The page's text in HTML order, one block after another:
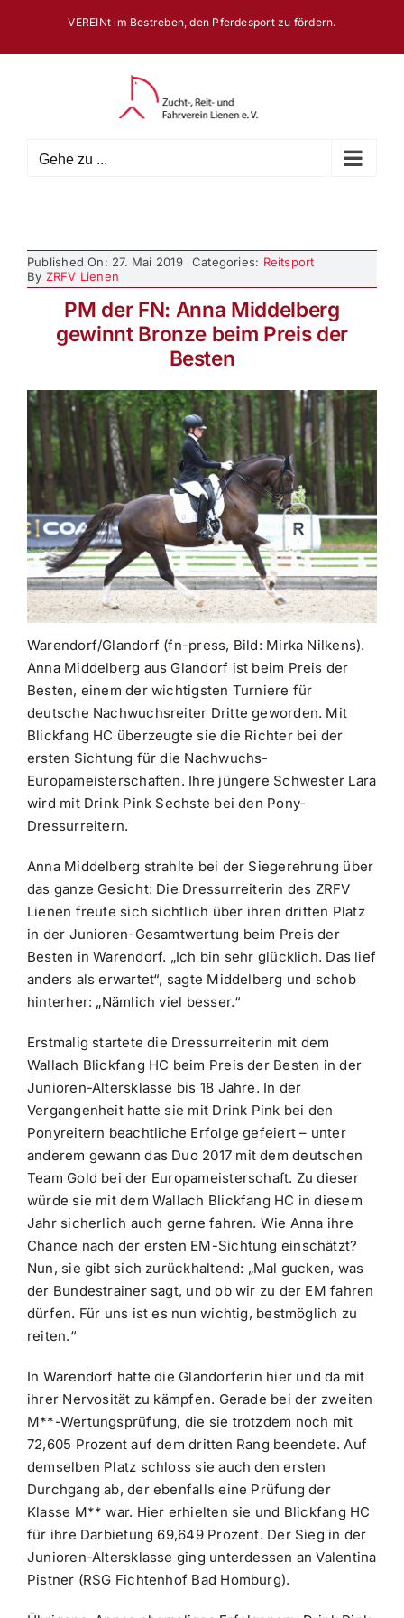
springen
VEREINt im Bestreben, den Pferdesport zu fördern.
Gehe zu ...
Published On: 27. Mai 2019 Categories: Reitsport
By ZRFV Lienen
PM der FN: Anna Middelberg
gewinnt Bronze beim Preis der
Besten
Warendorf/Glandorf (fn-press, Bild: Mirka Nilkens).
Anna Middelberg aus Glandorf ist beim Preis der
Besten, einem der wichtigsten Turniere für
deutsche Nachwuchsreiter Dritte geworden. Mit
Blickfang HC überzeugte sie die Richter bei der
ersten Sichtung für die Nachwuchs-
Europameisterschaften. Ihre jüngere Schwester Lara
wird mit Drink Pink Sechste bei den Pony-
Dressurreitern.
Anna Middelberg strahlte bei der Siegerehrung über
das ganze Gesicht: Die Dressurreiterin des ZRFV
Lienen freute sich sichtlich über ihren dritten Platz
in der Junioren-Gesamtwertung beim Preis der
Besten in Warendorf. „Ich bin sehr glücklich. Das lief
anders als erwartet“, sagte Middelberg und schob
hinterher: „Nämlich viel besser.“
Erstmalig startete die Dressurreiterin mit dem
Wallach Blickfang HC beim Preis der Besten in der
Junioren-Altersklasse bis 18 Jahre. In der
Vergangenheit hatte sie mit Drink Pink bei den
Ponyreitern beachtliche Erfolge gefeiert – unter
anderem gewann das Duo 2017 mit dem deutschen
Team Gold bei der Europameisterschaft. Zu dieser
würde sie mit dem Wallach Blickfang HC in diesem
Jahr sicherlich auch gerne fahren. Wie Anna ihre
Chance nach der ersten EM-Sichtung einschätzt?
Nun, sie gibt sich zurückhaltend: „Mal gucken, was
der Bundestrainer sagt, und ob wir zu der EM fahren
dürfen. Für uns ist es nun wichtig, bestmöglich zu
reiten.“
In Warendorf hatte die Glandorferin hier und da mit
ihrer Nervosität zu kämpfen. Gerade bei der zweiten
M**-Wertungsprüfung, die sie trotzdem noch mit
72,605 Prozent auf dem dritten Rang beendete. Auf
demselben Platz schloss sie auch den ersten
Durchgang ab, der ebenfalls eine Prüfung der
Klasse M** war. Hier erhielten sie und Blickfang HC
für ihre Darbietung 69,649 Prozent. Der Sieg in der
Junioren-Altersklasse ging unterdessen an Valentina
Pistner (RSG Fichtenhof Bad Homburg).